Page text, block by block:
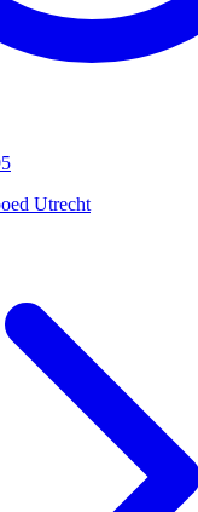
Utrecht